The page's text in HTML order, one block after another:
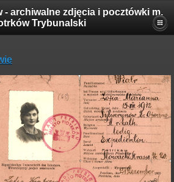
- archiwalne zdjęcia i pocztówki m.
Trybunalski